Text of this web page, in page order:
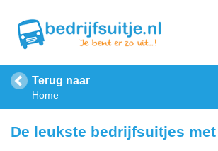
Terug naar
Home
De leukste bedrijfsuitjes